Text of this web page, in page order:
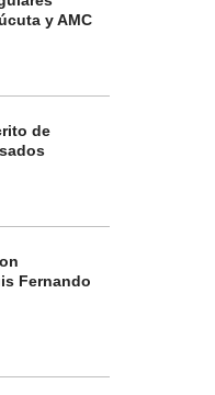
y AMC
de
Fernando